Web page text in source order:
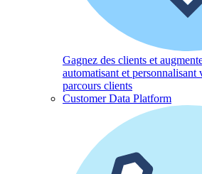
Gagnez des clients et
automatisant et personnalisant
parcours clients
Customer Data Platform